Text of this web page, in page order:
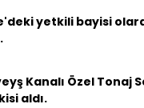
yetkili bayisi
Kanalı Özel Tonaj
aldı.